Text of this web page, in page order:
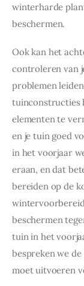
winterharde
beschermen.
Ook kan het
controleren van
problemen
tuinconstructies
elementen te
en je tuin goed
in het voorjaar
eraan, en dat
bereiden op de
beschermen
tuin in het
bespreken we
moet uitvoeren